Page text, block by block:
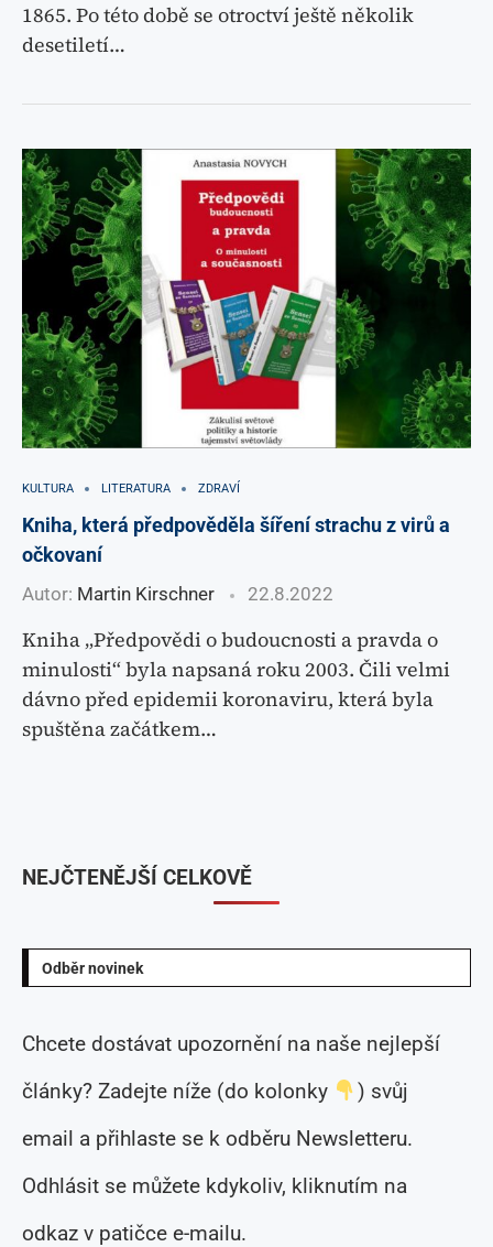
1865. Po této době se otroctví ještě několik
desetiletí…
KULTURA LITERATURA ZDRAVÍ
Kniha, která předpověděla šíření strachu z virů a
očkovaní
Autor: Martin Kirschner 22.8.2022
Kniha „Předpovědi o budoucnosti a pravda o
minulosti“ byla napsaná roku 2003. Čili velmi
dávno před epidemii koronaviru, která byla
spuštěna začátkem…
Odběr novinek
Chcete dostávat upozornění na naše nejlepší
články? Zadejte níže (do kolonky
) svůj
email a přihlaste se k odběru Newsletteru.
Odhlásit se můžete kdykoliv, kliknutím na
odkaz v patičce e-mailu.
NEJČTENĚJŠÍ CELKOVĚ